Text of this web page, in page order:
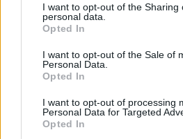
I want to opt-out of the Sharing
personal data.
Opted In
I want to opt-out of the Sale of
Personal Data.
Opted In
I want to opt-out of processing
Personal Data for Targeted
Opted In
Ο Demis Hassabis
Google DeepMind και Chief
06/08/2026 - 09:32 ΠΡΟΣΩΠΑ
HELLENiQ ENERGY: Κέρδη 393
06/08/2026 - 08:05 ΕΠΙΧΕΙΡΗΣΕΙΣ